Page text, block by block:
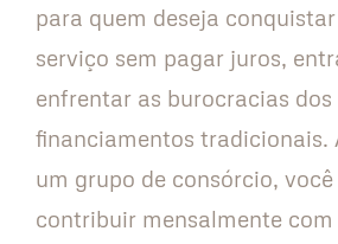
para quem deseja
serviço sem pagar juros,
enfrentar as burocracias dos
financiamentos tradicionais.
um grupo de consórcio, você
contribuir mensalmente com